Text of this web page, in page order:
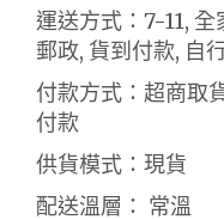
運送方式：7-11, 全
郵政, 貨到付款, 自
付款方式：超商取
付款
供貨模式：現貨
配送溫層： 常溫